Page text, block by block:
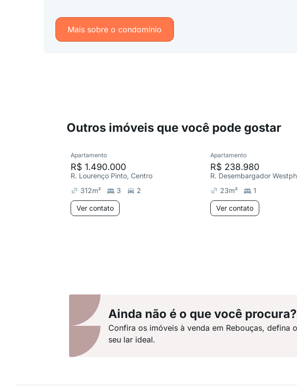
Mais sobre o condomínio
Outros imóveis que você pode gostar
Apartamento
R$ 1.490.000
R. Lourenço Pinto, Centro
312m² 3 2
Ver contato
Apartamento
R$ 238.980
23m² 1
Ver contato
Ainda não é o que você procura?
Confira os imóveis à venda em Rebouças,
seu lar ideal.